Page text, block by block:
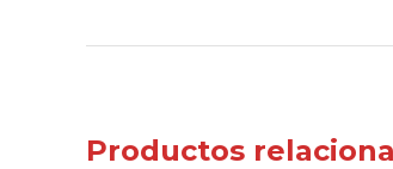
Productos